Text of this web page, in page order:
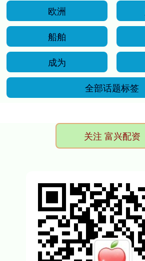
欧洲
船舶
成为
全部话题标签
关注 富兴配资